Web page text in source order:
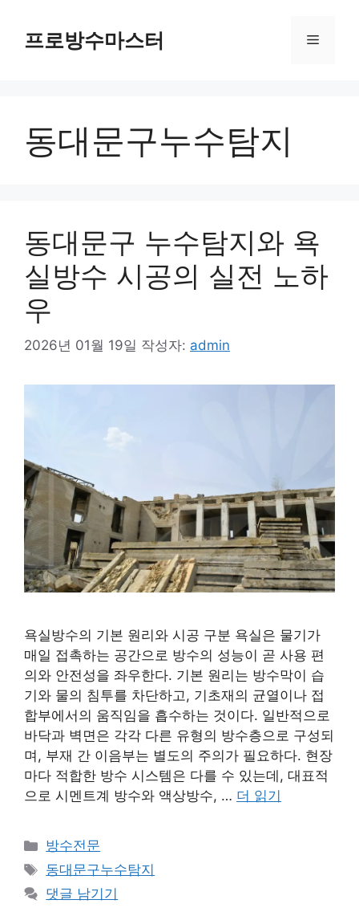
프로방수마스터 메
동대문구누수탐지
동대문구 누수탐지와 욕
실방수 시공의 실전 노하
우
2026년 01월 19일 작성자: admin
욕실방수의 기본 원리와 시공 구분 욕실은 물기가
매일 접촉하는 공간으로 방수의 성능이 곧 사용 편
의와 안전성을 좌우한다. 기본 원리는 방수막이 습
기와 물의 침투를 차단하고, 기초재의 균열이나 접
합부에서의 움직임을 흡수하는 것이다. 일반적으로
바닥과 벽면은 각각 다른 유형의 방수층으로 구성되
며, 부재 간 이음부는 별도의 주의가 필요하다. 현장
마다 적합한 방수 시스템은 다를 수 있는데, 대표적
으로 시멘트계 방수와 액상방수, … 더 읽기
카
테
리
방수전문
태
그
동대문구누수탐지
댓글 남기기